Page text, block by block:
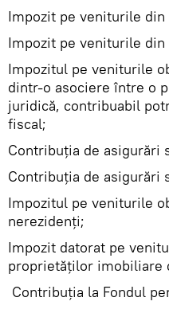
Impozit pe veniturile
Impozit pe veniturile din
Impozitul pe veniturile
dintr-o asociere între o
juridică, contribuabil
fiscal;
Contribuţia de asigurări
Contribuţia de asigurări
Impozitul pe veniturile
nerezidenţi;
Impozit datorat pe
proprietăţilor imobiliare
Contribuţia la Fondul